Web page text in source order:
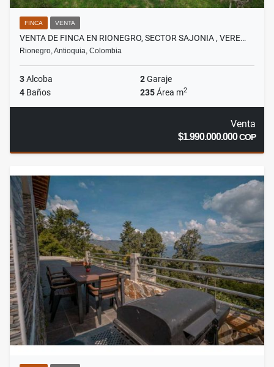
FINCA VENTA
VENTA DE FINCA EN RIONEGRO, SECTOR SAJONIA , VERE…
Rionegro, Antioquia, Colombia
3Alcoba 2Garaje
4 Baños 235Área m2
Venta
$1.990.000.000COP